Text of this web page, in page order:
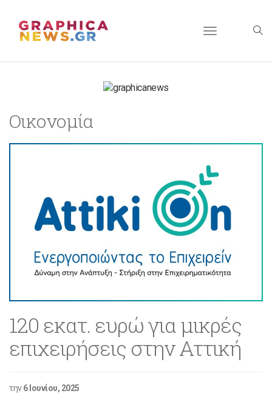
Toggle
Οικονομία
120 εκατ. ευρώ για μικρές
επιχειρήσεις στην Αττική
την6 Ιουνίου, 2025